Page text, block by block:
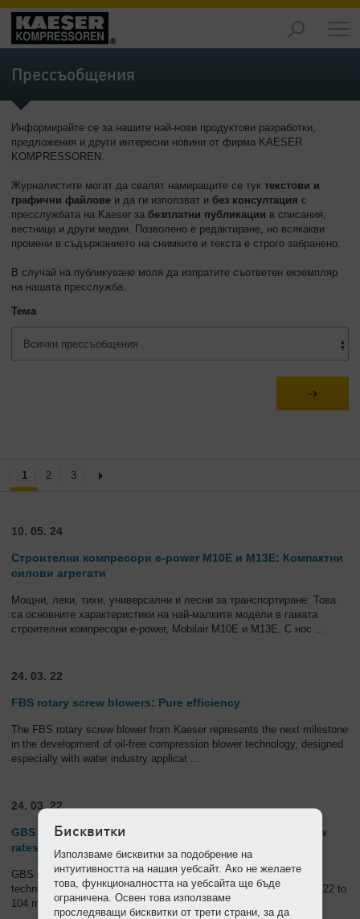
Продукти
-
Преглед
-
Преглед
Услуги
-
Преглед
Компания
-
Преглед
Прессъобщения
Информирайте се за нашите най-нови продуктови разработки,
предложения и други интересни новини от фирма KAESER
KOMPRESSOREN.
Журналистите могат да свалят намиращите се тук текстови и
графични файлове и да ги използват и без консултация с
пресслужбата на Kaeser за безплатни публикации в списания,
вестници и други медии. Позволено е редактиране, но всякакви
промени в съдържанието на снимките и текста е строго забранено.
В случай на публикуване моля да изпратите съответен екземпляр
на нашата пресслужба.
Тема
1 2 3
10. 05. 24
Строителни компресори e-power M10E и M13E: Компактни
силови агрегати
Мощни, леки, тихи, универсални и лесни за транспортиране: Това
са основните характеристики на най-малките модели в гамата
строителни компресори e-power, Mobilair M10E и M13E. С нос ...
24. 03. 22
FBS rotary screw blowers: Pure efficiency
The FBS rotary screw blower from Kaeser represents the next milestone
in the development of oil-free compression blower technology, designed
especially with water industry applicat ...
24. 03. 22
GBS rotary screw blowers: Peak performance at high flow
rates
GBS rotary screw blowers set a new benchmark in compressor
technology for the 75 to 160 kW power range, with a flow rate from 22 to
104 m³/min and differential pressures up to 1100
Бисквитки
Използваме бисквитки за подобрение на
интуитивността на нашия уебсайт. Ако не желаете
това, функционалността на уебсайта ще бъде
ограничена. Освен това използваме
проследяващи бисквитки от трети страни, за да